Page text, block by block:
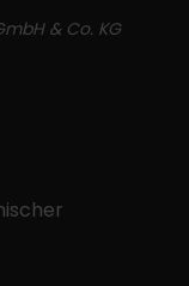
& Co. KG